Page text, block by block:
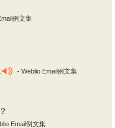
例文集
- Weblio Email例文集
Email例文集